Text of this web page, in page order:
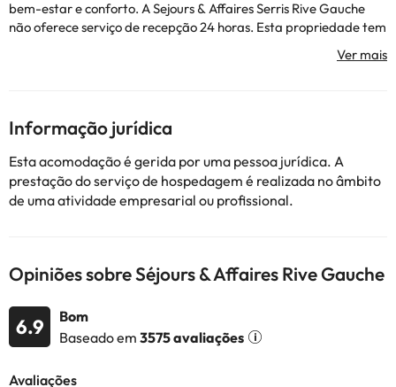
bem-estar e conforto. A Sejours & Affaires Serris Rive Gauche
não oferece serviço de recepção 24 horas. Esta propriedade tem
um quarto especialmente projetado para famílias que inclui um
berço para crianças. Esta propriedade aceita animais de
Alguns dos serviços detalhados podem ser pagos. Você pode
verificar suas taxas diretamente no estabelecimento. Esta
informação está sujeita a alterações pelo alojamento.
Todas as informações desta página estão sujeitas a alterações
Informação jurídica
Esta acomodação é gerida por uma pessoa jurídica. A
prestação do serviço de hospedagem é realizada no âmbito
de uma atividade empresarial ou profissional.
Opiniões sobre Séjours & Affaires Rive Gauche
6.9
Bom
Baseado em 3575 avaliações